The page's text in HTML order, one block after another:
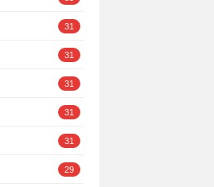
31
31
31
31
31
29